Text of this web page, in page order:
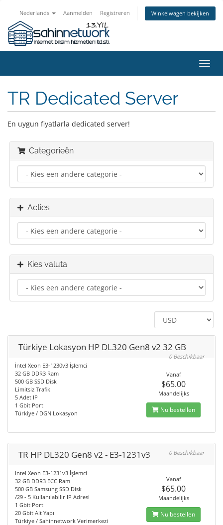
Nederlands Aanmelden Registreren Winkelwagen bekijken
in-/
TR Dedicated Server
En uygun fiyatlarla dedicated server!
Categorieën
Acties
Kies valuta
Türkiye Lokasyon HP DL320 Gen8 v2 32 GB
0 Beschikbaar
İntel Xeon E3-1230v3 İşlemci
32 GB DDR3 Ram
500 GB SSD Disk
Limitsiz Trafik
5 Adet IP
1 Gbit Port
Türkiye / DGN Lokasyon
Vanaf
$65.00
Maandelijks
Nu bestellen
TR HP DL320 Gen8 v2 - E3-1231v3 0 Beschikbaar
Intel Xeon E3-1231v3 İşlemci
32 GB DDR3 ECC Ram
500 GB Samsung SSD Disk
/29 - 5 Kullanılabilir IP Adresi
1 Gbit Port
20 Gbit Alt Yapı
Türkiye / Sahinnetwork Verimerkezi
Vanaf
$65.00
Maandelijks
Nu bestellen